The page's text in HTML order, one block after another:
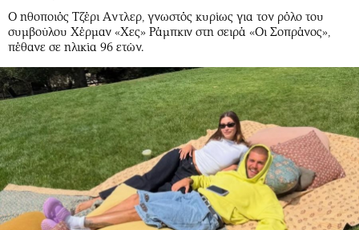
Ο ηθοποιός Τζέρι Aντλερ, γνωστός κυρίως για τον ρόλο του
συμβούλου Χέρμαν «Χες» Ράμπκιν στη σειρά «Οι Σοπράνος»,
πέθανε σε ηλικία 96 ετών.